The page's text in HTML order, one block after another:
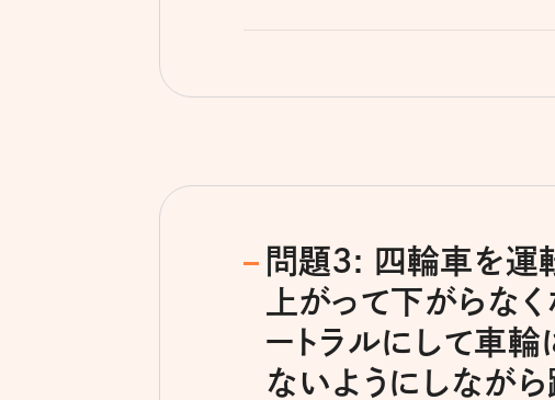
問題3: 四輪車を運
上がって下がらな
ートラルにして車
ないようにしなが